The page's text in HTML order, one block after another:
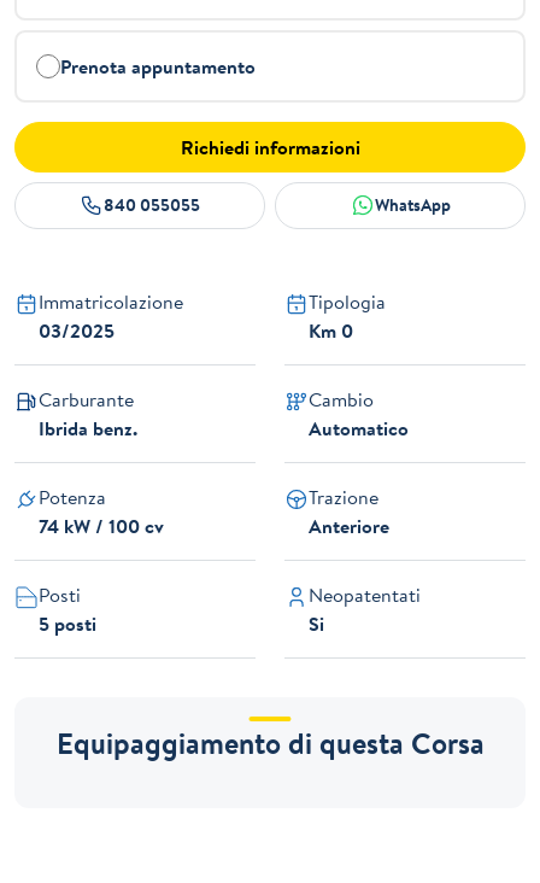
Prenota appuntamento
Richiedi informazioni
840 055055 WhatsApp
Immatricolazione
03/2025
Tipologia
Km 0
Carburante
Ibrida benz.
Cambio
Automatico
Potenza
74 kW / 100 cv
Trazione
Anteriore
Posti
5 posti
Neopatentati
Si
Equipaggiamento di questa Corsa